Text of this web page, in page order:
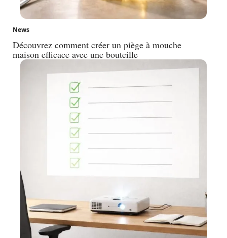
News
Découvrez comment créer un piège à mouche
maison efficace avec une bouteille